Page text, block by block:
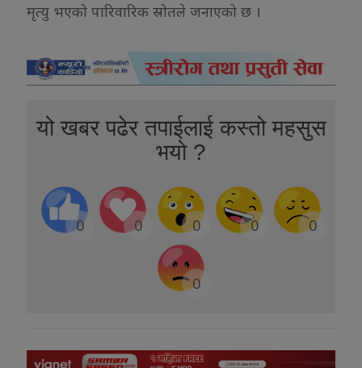
मृत्यु भएको पारिवारिक स्रोतले जनाएको छ ।
यो खबर पढेर तपाईलाई कस्तो महसुस
भयो ?
0 0 0 0 0
0